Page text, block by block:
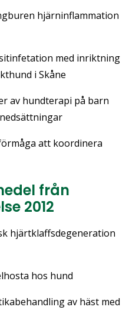
hjärninflammation
med inriktning
i Skåne
av hundterapi på barn
att koordinera
från
2012
hjärtklaffsdegeneration
hos hund
av häst med